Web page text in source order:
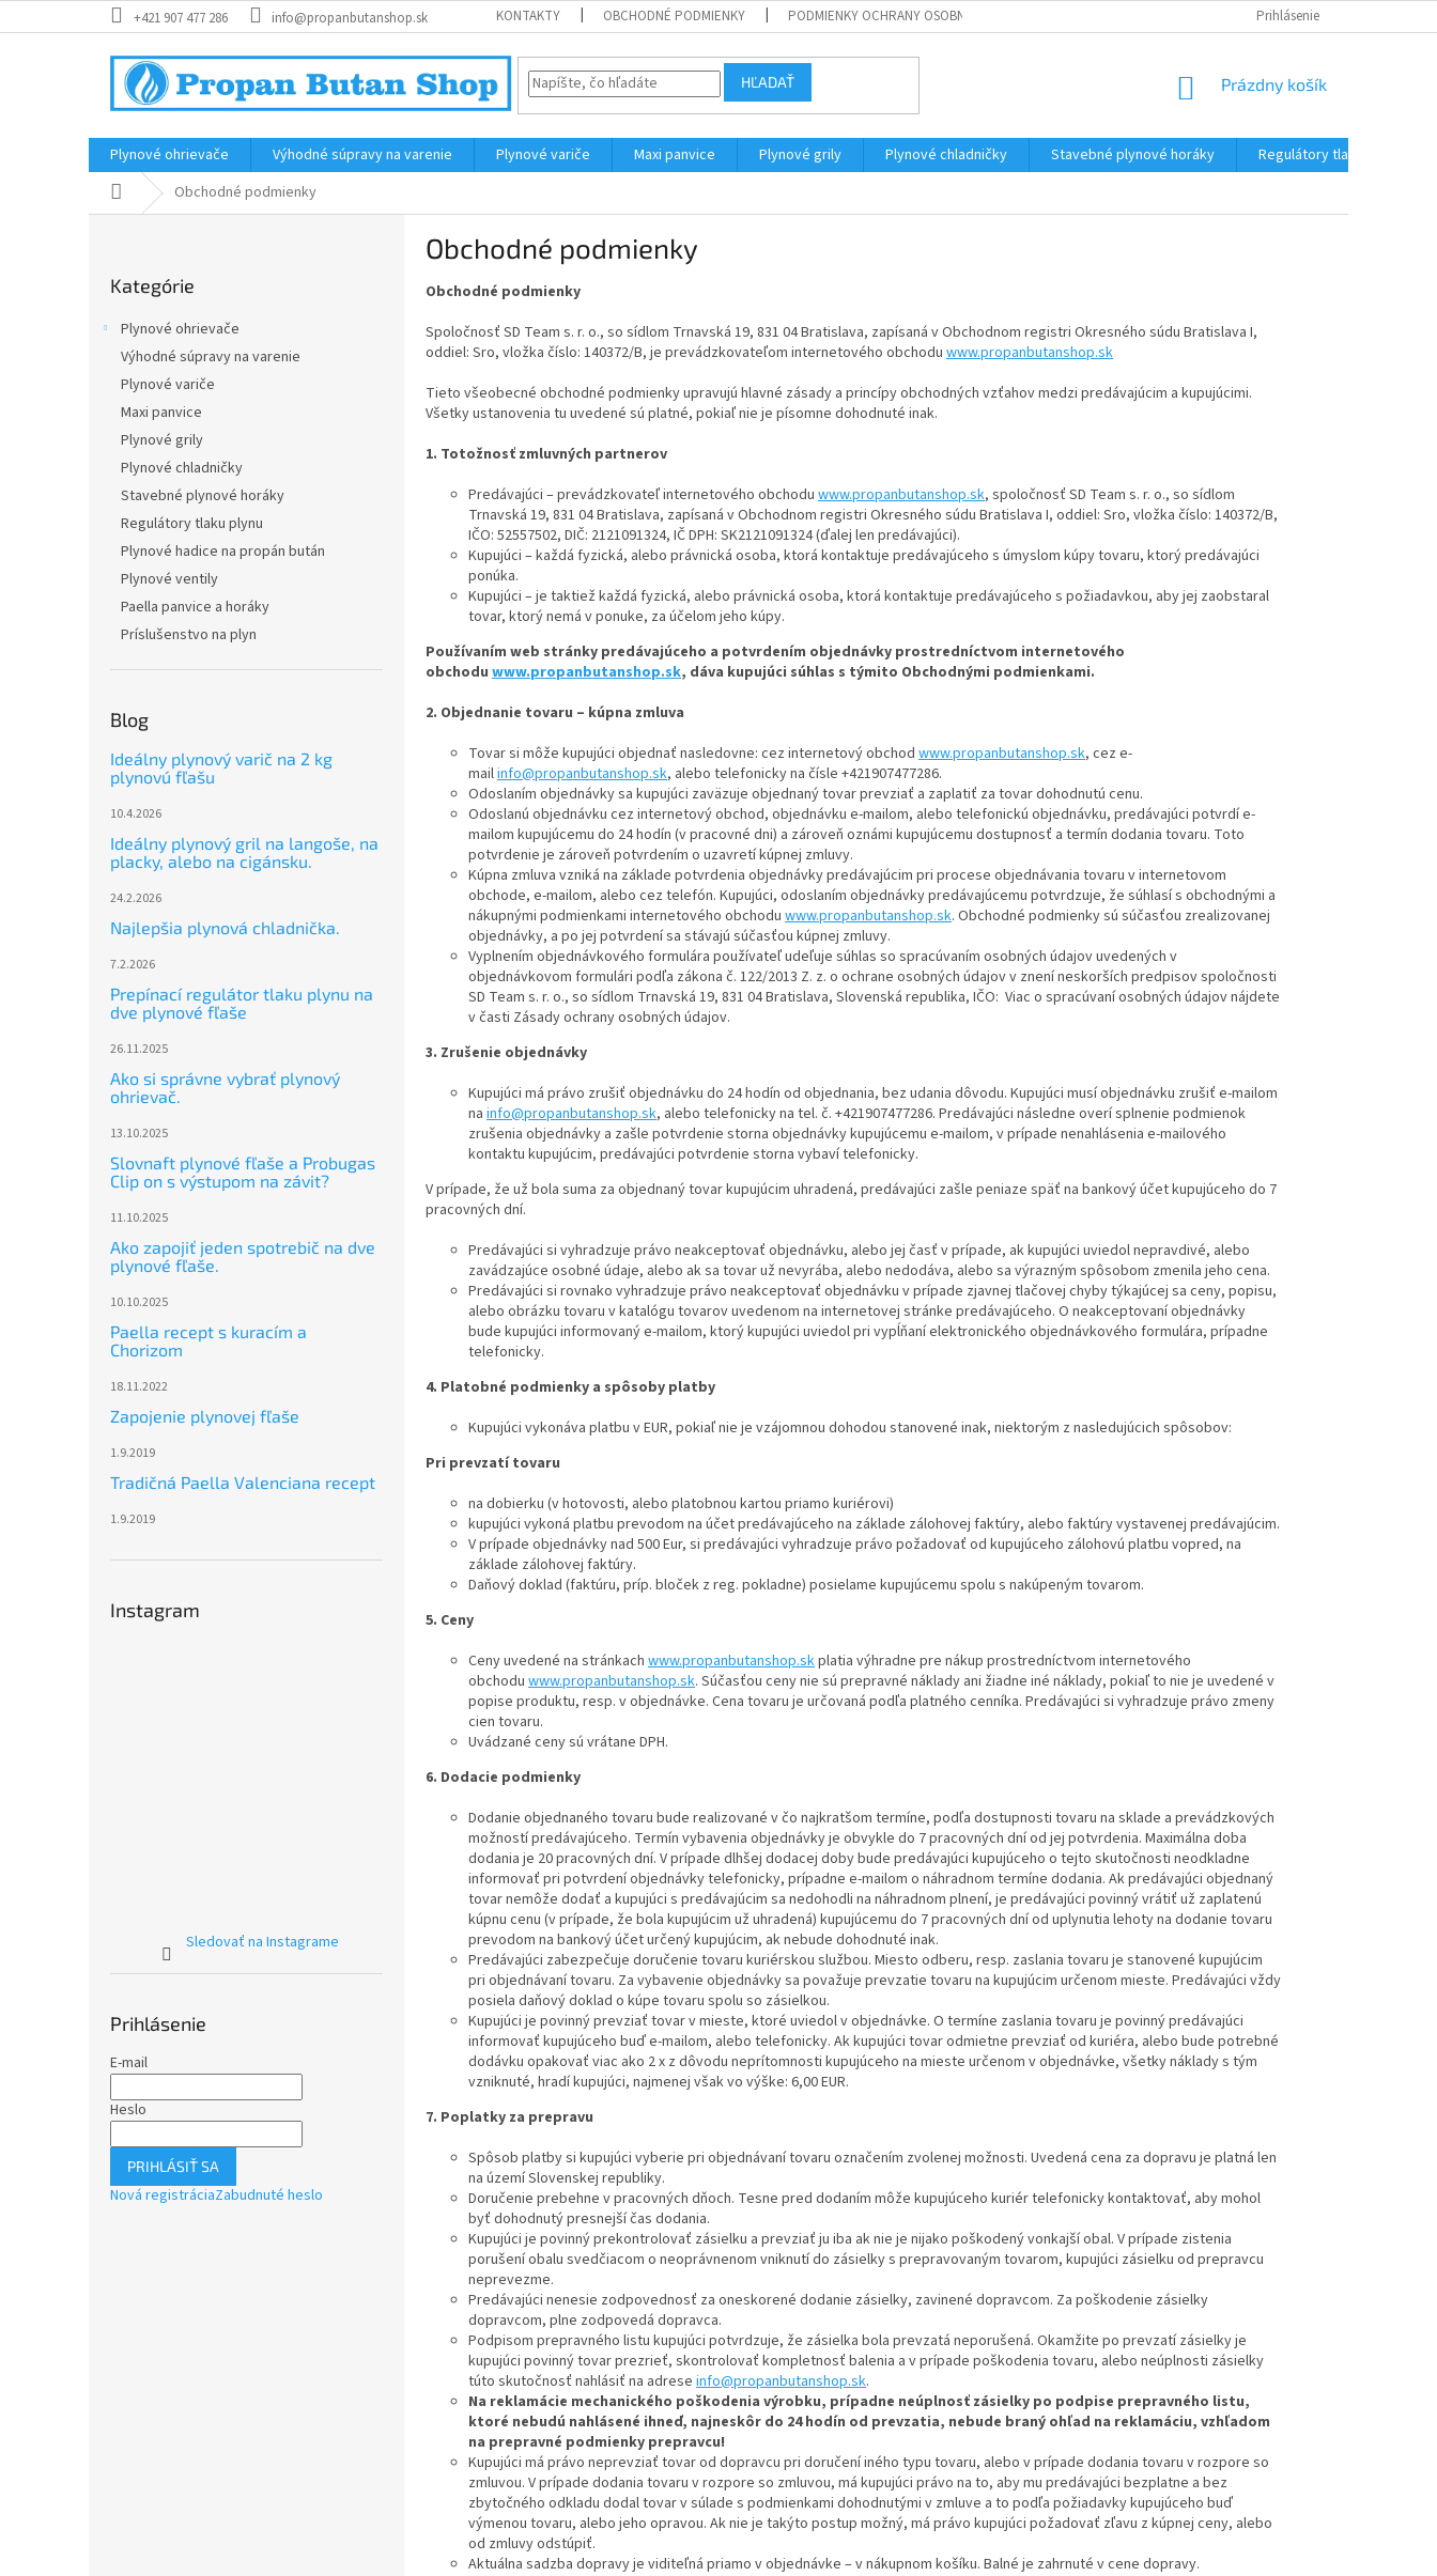
na
+421 907 477 286 info@propanbutanshop.sk KONTAKTY OBCHODNÉ PODMIENKY PODMIENKY OCHRANY OSOBNÝCH ÚDAJOV REKLAMÁCIA TOVARU
Prihlásenie
HĽADAŤ
NÁKUPNÝ
Prázdny košík
Plynové ohrievače Výhodné súpravy na varenie Plynové variče Maxi panvice Plynové grily Plynové chladničky Stavebné plynové horáky
Regulátory tlaku plynu
Domov Obchodné podmienky
kategórie
Kategórie
Plynové ohrievače
Výhodné súpravy na varenie
Plynové variče
Maxi panvice
Plynové grily
Plynové chladničky
Stavebné plynové horáky
Regulátory tlaku plynu
Plynové hadice na propán bután
Plynové ventily
Paella panvice a horáky
Príslušenstvo na plyn
Blog
Ideálny plynový varič na 2 kg
plynovú fľašu
10.4.2026
Ideálny plynový gril na langoše, na
placky, alebo na cigánsku.
24.2.2026
Najlepšia plynová chladnička.
7.2.2026
Prepínací regulátor tlaku plynu na
dve plynové fľaše
26.11.2025
Ako si správne vybrať plynový
ohrievač.
13.10.2025
Slovnaft plynové fľaše a Probugas
Clip on s výstupom na závit?
11.10.2025
Ako zapojiť jeden spotrebič na dve
plynové fľaše.
10.10.2025
Paella recept s kuracím a
Chorizom
18.11.2022
Zapojenie plynovej fľaše
1.9.2019
Tradičná Paella Valenciana recept
1.9.2019
Instagram
Sledovať na Instagrame
Prihlásenie
E-mail
Heslo
PRIHLÁSIŤ SA
Nová registráciaZabudnuté heslo
Obchodné podmienky
Obchodné podmienky
Spoločnosť SD Team s. r. o., so sídlom Trnavská 19, 831 04 Bratislava, zapísaná v Obchodnom registri Okresného súdu Bratislava I,
oddiel: Sro, vložka číslo: 140372/B, je prevádzkovateľom internetového obchodu www.propanbutanshop.sk
Tieto všeobecné obchodné podmienky upravujú hlavné zásady a princípy obchodných vzťahov medzi predávajúcim a kupujúcimi.
Všetky ustanovenia tu uvedené sú platné, pokiaľ nie je písomne dohodnuté inak.
1. Totožnosť zmluvných partnerov
Predávajúci – prevádzkovateľ internetového obchodu www.propanbutanshop.sk, spoločnosť SD Team s. r. o., so sídlom
Trnavská 19, 831 04 Bratislava, zapísaná v Obchodnom registri Okresného súdu Bratislava I, oddiel: Sro, vložka číslo: 140372/B,
IČO: 52557502, DIČ: 2121091324, IČ DPH: SK2121091324 (ďalej len predávajúci).
Kupujúci – každá fyzická, alebo právnická osoba, ktorá kontaktuje predávajúceho s úmyslom kúpy tovaru, ktorý predávajúci
ponúka.
Kupujúci – je taktiež každá fyzická, alebo právnická osoba, ktorá kontaktuje predávajúceho s požiadavkou, aby jej zaobstaral
tovar, ktorý nemá v ponuke, za účelom jeho kúpy.
Používaním web stránky predávajúceho a potvrdením objednávky prostredníctvom internetového
obchodu www.propanbutanshop.sk, dáva kupujúci súhlas s týmito Obchodnými podmienkami.
2. Objednanie tovaru – kúpna zmluva
Tovar si môže kupujúci objednať nasledovne: cez internetový obchod www.propanbutanshop.sk, cez e-
mailinfo@propanbutanshop.sk, alebo telefonicky na čísle +421907477286.
Odoslaním objednávky sa kupujúci zaväzuje objednaný tovar prevziať a zaplatiť za tovar dohodnutú cenu.
Odoslanú objednávku cez internetový obchod, objednávku e-mailom, alebo telefonickú objednávku, predávajúci potvrdí e-
mailom kupujúcemu do 24 hodín (v pracovné dni) a zároveň oznámi kupujúcemu dostupnosť a termín dodania tovaru. Toto
potvrdenie je zároveň potvrdením o uzavretí kúpnej zmluvy.
Kúpna zmluva vzniká na základe potvrdenia objednávky predávajúcim pri procese objednávania tovaru v internetovom
obchode, e-mailom, alebo cez telefón. Kupujúci, odoslaním objednávky predávajúcemu potvrdzuje, že súhlasí s obchodnými a
nákupnými podmienkami internetového obchodu www.propanbutanshop.sk. Obchodné podmienky sú súčasťou zrealizovanej
objednávky, a po jej potvrdení sa stávajú súčasťou kúpnej zmluvy.
Vyplnením objednávkového formulára používateľ udeľuje súhlas so spracúvaním osobných údajov uvedených v
objednávkovom formulári podľa zákona č. 122/2013 Z. z. o ochrane osobných údajov v znení neskorších predpisov spoločnosti
SD Team s. r. o., so sídlom Trnavská 19, 831 04 Bratislava, Slovenská republika, IČO: Viac o spracúvaní osobných údajov nájdete
v časti Zásady ochrany osobných údajov.
3. Zrušenie objednávky
Kupujúci má právo zrušiť objednávku do 24 hodín od objednania, bez udania dôvodu. Kupujúci musí objednávku zrušiť e-mailom
na info@propanbutanshop.sk, alebo telefonicky na tel. č. +421907477286. Predávajúci následne overí splnenie podmienok
zrušenia objednávky a zašle potvrdenie storna objednávky kupujúcemu e-mailom, v prípade nenahlásenia e-mailového
kontaktu kupujúcim, predávajúci potvrdenie storna vybaví telefonicky.
V prípade, že už bola suma za objednaný tovar kupujúcim uhradená, predávajúci zašle peniaze späť na bankový účet kupujúceho do 7
pracovných dní.
Predávajúci si vyhradzuje právo neakceptovať objednávku, alebo jej časť v prípade, ak kupujúci uviedol nepravdivé, alebo
zavádzajúce osobné údaje, alebo ak sa tovar už nevyrába, alebo nedodáva, alebo sa výrazným spôsobom zmenila jeho cena.
Predávajúci si rovnako vyhradzuje právo neakceptovať objednávku v prípade zjavnej tlačovej chyby týkajúcej sa ceny, popisu,
alebo obrázku tovaru v katalógu tovarov uvedenom na internetovej stránke predávajúceho. O neakceptovaní objednávky
bude kupujúci informovaný e-mailom, ktorý kupujúci uviedol pri vypĺňaní elektronického objednávkového formulára, prípadne
telefonicky.
4. Platobné podmienky a spôsoby platby
Kupujúci vykonáva platbu v EUR, pokiaľ nie je vzájomnou dohodou stanovené inak, niektorým z nasledujúcich spôsobov:
Pri prevzatí tovaru
na dobierku (v hotovosti, alebo platobnou kartou priamo kuriérovi)
kupujúci vykoná platbu prevodom na účet predávajúceho na základe zálohovej faktúry, alebo faktúry vystavenej predávajúcim.
V prípade objednávky nad 500 Eur, si predávajúci vyhradzuje právo požadovať od kupujúceho zálohovú platbu vopred, na
základe zálohovej faktúry.
Daňový doklad (faktúru, príp. bloček z reg. pokladne) posielame kupujúcemu spolu s nakúpeným tovarom.
5. Ceny
Ceny uvedené na stránkach www.propanbutanshop.skplatia výhradne pre nákup prostredníctvom internetového
obchodu www.propanbutanshop.sk. Súčasťou ceny nie sú prepravné náklady ani žiadne iné náklady, pokiaľ to nie je uvedené v
popise produktu, resp. v objednávke. Cena tovaru je určovaná podľa platného cenníka. Predávajúci si vyhradzuje právo zmeny
cien tovaru.
Uvádzané ceny sú vrátane DPH.
6. Dodacie podmienky
Dodanie objednaného tovaru bude realizované v čo najkratšom termíne, podľa dostupnosti tovaru na sklade a prevádzkových
možností predávajúceho. Termín vybavenia objednávky je obvykle do 7 pracovných dní od jej potvrdenia. Maximálna doba
dodania je 20 pracovných dní. V prípade dlhšej dodacej doby bude predávajúci kupujúceho o tejto skutočnosti neodkladne
informovať pri potvrdení objednávky telefonicky, prípadne e-mailom o náhradnom termíne dodania. Ak predávajúci objednaný
tovar nemôže dodať a kupujúci s predávajúcim sa nedohodli na náhradnom plnení, je predávajúci povinný vrátiť už zaplatenú
kúpnu cenu (v prípade, že bola kupujúcim už uhradená) kupujúcemu do 7 pracovných dní od uplynutia lehoty na dodanie tovaru
prevodom na bankový účet určený kupujúcim, ak nebude dohodnuté inak.
Predávajúci zabezpečuje doručenie tovaru kuriérskou službou. Miesto odberu, resp. zaslania tovaru je stanovené kupujúcim
pri objednávaní tovaru. Za vybavenie objednávky sa považuje prevzatie tovaru na kupujúcim určenom mieste. Predávajúci vždy
posiela daňový doklad o kúpe tovaru spolu so zásielkou.
Kupujúci je povinný prevziať tovar v mieste, ktoré uviedol v objednávke. O termíne zaslania tovaru je povinný predávajúci
informovať kupujúceho buď e-mailom, alebo telefonicky. Ak kupujúci tovar odmietne prevziať od kuriéra, alebo bude potrebné
dodávku opakovať viac ako 2 x z dôvodu neprítomnosti kupujúceho na mieste určenom v objednávke, všetky náklady s tým
vzniknuté, hradí kupujúci, najmenej však vo výške: 6,00 EUR.
7. Poplatky za prepravu
Spôsob platby si kupujúci vyberie pri objednávaní tovaru označením zvolenej možnosti. Uvedená cena za dopravu je platná len
na území Slovenskej republiky.
Doručenie prebehne v pracovných dňoch. Tesne pred dodaním môže kupujúceho kuriér telefonicky kontaktovať, aby mohol
byť dohodnutý presnejší čas dodania.
Kupujúci je povinný prekontrolovať zásielku a prevziať ju iba ak nie je nijako poškodený vonkajší obal. V prípade zistenia
porušení obalu svedčiacom o neoprávnenom vniknutí do zásielky s prepravovaným tovarom, kupujúci zásielku od prepravcu
neprevezme.
Predávajúci nenesie zodpovednosť za oneskorené dodanie zásielky, zavinené dopravcom. Za poškodenie zásielky
dopravcom, plne zodpovedá dopravca.
Podpisom prepravného listu kupujúci potvrdzuje, že zásielka bola prevzatá neporušená. Okamžite po prevzatí zásielky je
kupujúci povinný tovar prezrieť, skontrolovať kompletnosť balenia a v prípade poškodenia tovaru, alebo neúplnosti zásielky
túto skutočnosť nahlásiť na adrese info@propanbutanshop.sk.
Na reklamácie mechanického poškodenia výrobku, prípadne neúplnosť zásielky po podpise prepravného listu,
ktoré nebudú nahlásené ihneď, najneskôr do 24 hodín od prevzatia, nebude braný ohľad na reklamáciu, vzhľadom
na prepravné podmienky prepravcu!
Kupujúci má právo neprevziať tovar od dopravcu pri doručení iného typu tovaru, alebo v prípade dodania tovaru v rozpore so
zmluvou. V prípade dodania tovaru v rozpore so zmluvou, má kupujúci právo na to, aby mu predávajúci bezplatne a bez
zbytočného odkladu dodal tovar v súlade s podmienkami dohodnutými v zmluve a to podľa požiadavky kupujúceho buď
výmenou tovaru, alebo jeho opravou. Ak nie je takýto postup možný, má právo kupujúci požadovať zľavu z kúpnej ceny, alebo
od zmluvy odstúpiť.
Aktuálna sadzba dopravy je viditeľná priamo v objednávke – v nákupnom košíku. Balné je zahrnuté v cene dopravy.